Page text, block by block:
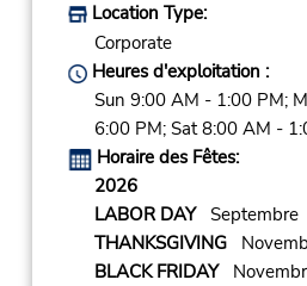
Location Type:
Corporate
Heures d'exploitation :
Sun 9:00 AM - 1:00 PM;
6:00 PM; Sat 8:00 AM -
Horaire des Fêtes:
2026
LABOR DAYSeptembre
THANKSGIVING
BLACK FRIDAY